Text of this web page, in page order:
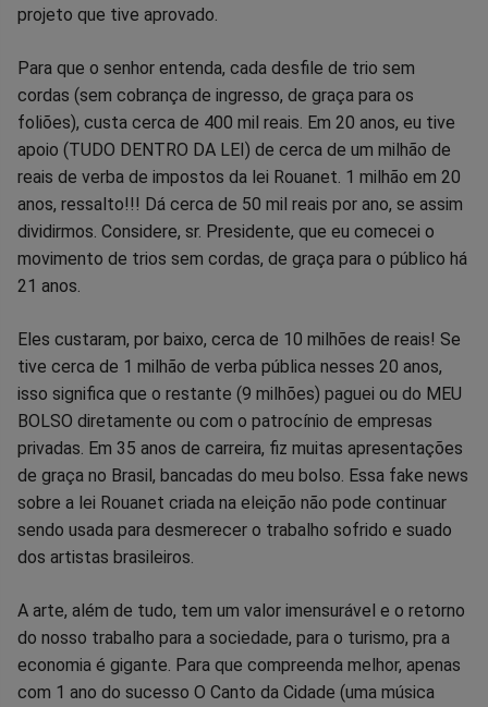
projeto que tive aprovado.
Para que o senhor entenda, cada desfile de trio sem
cordas (sem cobrança de ingresso, de graça para os
foliões), custa cerca de 400 mil reais. Em 20 anos, eu tive
apoio (TUDO DENTRO DA LEI) de cerca de um milhão de
reais de verba de impostos da lei Rouanet. 1 milhão em 20
anos, ressalto!!! Dá cerca de 50 mil reais por ano, se assim
dividirmos. Considere, sr. Presidente, que eu comecei o
movimento de trios sem cordas, de graça para o público há
21 anos.
Eles custaram, por baixo, cerca de 10 milhões de reais! Se
tive cerca de 1 milhão de verba pública nesses 20 anos,
isso significa que o restante (9 milhões) paguei ou do MEU
BOLSO diretamente ou com o patrocínio de empresas
privadas. Em 35 anos de carreira, fiz muitas apresentações
de graça no Brasil, bancadas do meu bolso. Essa fake news
sobre a lei Rouanet criada na eleição não pode continuar
sendo usada para desmerecer o trabalho sofrido e suado
dos artistas brasileiros.
A arte, além de tudo, tem um valor imensurável e o retorno
do nosso trabalho para a sociedade, para o turismo, pra a
economia é gigante. Para que compreenda melhor, apenas
com 1 ano do sucesso O Canto da Cidade (uma música